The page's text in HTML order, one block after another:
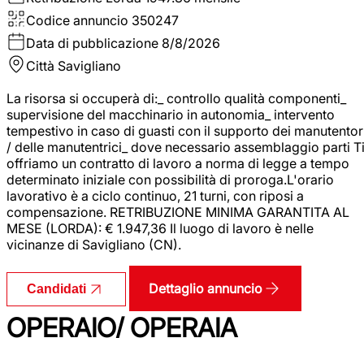
Codice annuncio 350247
Data di pubblicazione 8/8/2026
Città Savigliano
La risorsa si occuperà di:_ controllo qualità componenti_
supervisione del macchinario in autonomia_ intervento
tempestivo in caso di guasti con il supporto dei
/ delle manutentrici_ dove necessario assemblaggio parti Ti
offriamo un contratto di lavoro a norma di legge a tempo
determinato iniziale con possibilità di proroga.L'orario
lavorativo è a ciclo continuo, 21 turni, con riposi a
compensazione. RETRIBUZIONE MINIMA GARANTITA AL
MESE (LORDA): € 1.947,36 Il luogo di lavoro è nelle
vicinanze di Savigliano (CN).
Candidati Dettaglio annuncio
OPERAIO/ OPERAIA